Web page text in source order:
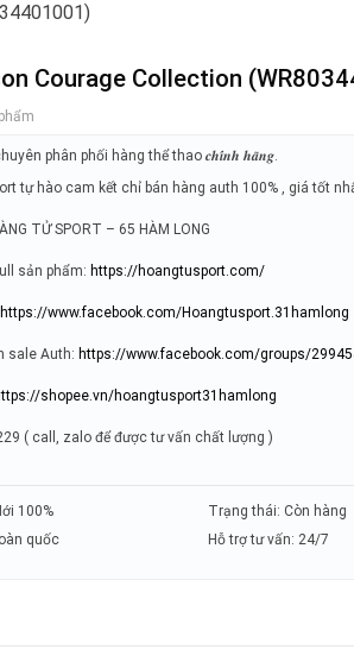
Courage Collection
phân phối hàng thể thao 𝒄𝒉𝒊́𝒏𝒉 𝒉𝒂̃𝒏𝒈.
tự hào cam kết chỉ bán hàng auth 100% , giá tốt
TỬ SPORT – 65 HÀM LONG
sản phẩm: https://hoangtusport.com/
https://www.facebook.com/Hoangtusport.31hamlong
sale Auth: https://www.facebook.com/groups/
shopee.vn/hoangtusport31hamlong
( call, zalo để được tư vấn chất lượng )
100%
quốc
Trạng thái: Còn hàng
Hỗ trợ tư vấn: 24/7